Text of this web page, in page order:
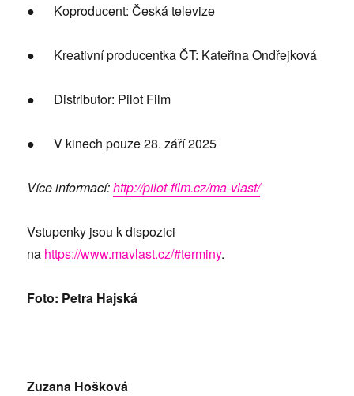
● Koproducent: Česká televize
● Kreativní producentka ČT: Kateřina Ondřejková
● Distributor: Pilot Film
● V kinech pouze 28. září 2025
Více informací:http://pilot-film.cz/ma-vlast/
Vstupenky jsou k dispozici
na https://www.mavlast.cz/#terminy.
Foto: Petra Hajská
Zuzana Hošková